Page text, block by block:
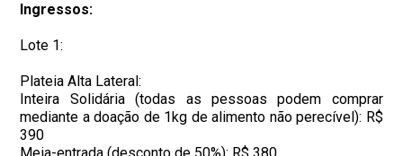
Ingressos:
Lote 1:
Plateia Alta Lateral:
Inteira Solidária (todas as pessoas podem comprar
mediante a doação de 1kg de alimento não perecível): R$
390